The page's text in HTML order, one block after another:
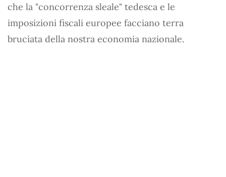
che la "concorrenza sleale" tedesca e le
imposizioni fiscali europee facciano terra
bruciata della nostra economia nazionale.